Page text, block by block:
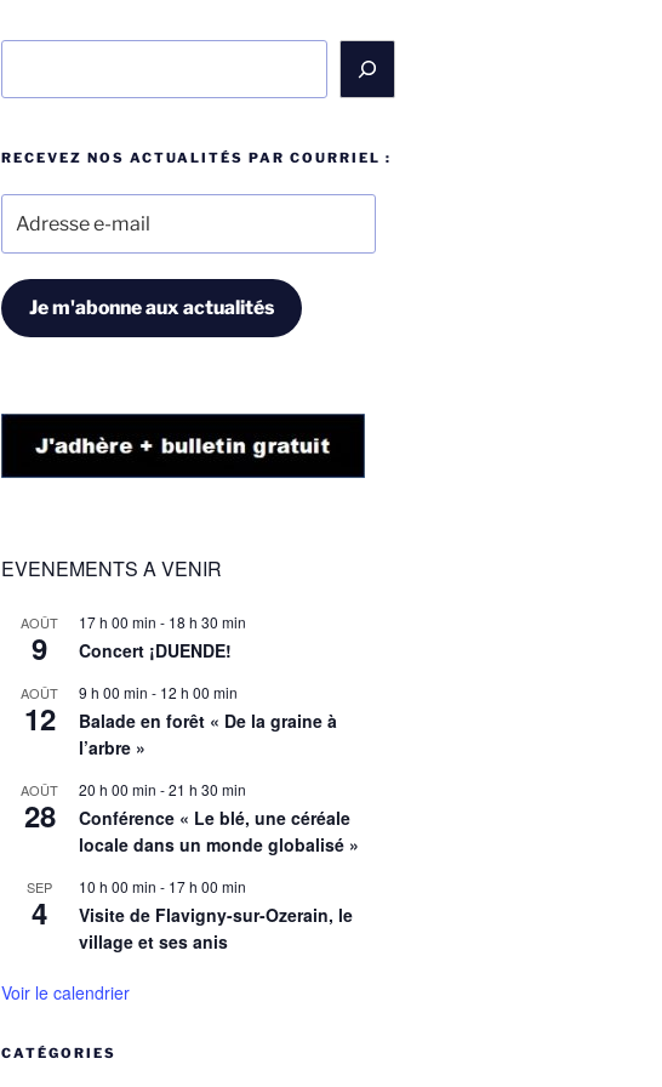
RECEVEZ NOS ACTUALITÉS PAR COURRIEL :
mail
Je m'abonne aux actualités
EVENEMENTS A VENIR
AOÛT
9
17 h 00 min - 18 h 30 min
Concert ¡DUENDE!
AOÛT
12
9 h 00 min - 12 h 00 min
Balade en forêt « De la graine à
l’arbre »
AOÛT
28
20 h 00 min -21 h 30 min
Conférence « Le blé, une céréale
locale dans un monde globalisé »
SEP
4
10 h 00 min - 17 h 00 min
Visite de Flavigny-sur-Ozerain, le
village et ses anis
Voir le calendrier
CATÉGORIES